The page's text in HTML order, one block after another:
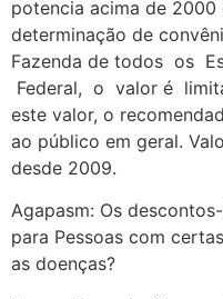
potencia acima de 2000
determinação de
Fazenda de todos os
Federal, o valor é
este valor, o
ao público em geral.
desde 2009.
Agapasm: Os
para Pessoas com
as doenças?